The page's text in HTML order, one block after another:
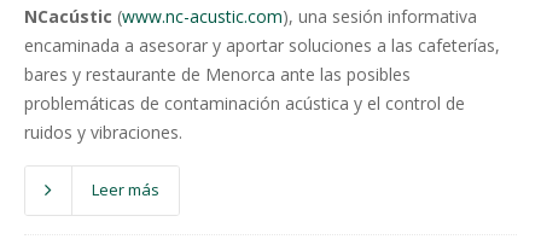
NCacústic (www.nc-acustic.com), una sesión informativa
encaminada a asesorar y aportar soluciones a las cafeterías,
bares y restaurante de Menorca ante las posibles
problemáticas de contaminación acústica y el control de
ruidos y vibraciones.
Leer más